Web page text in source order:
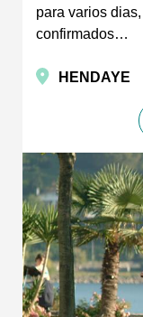
para varios
confirmados…
HENDAYE